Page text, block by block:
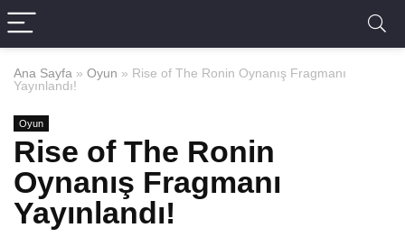
Ana Sayfa » Oyun » Rise of The Ronin Oynanış Fragmanı
Yayınlandı!
Oyun
Rise of The Ronin
Oynanış Fragmanı
Yayınlandı!